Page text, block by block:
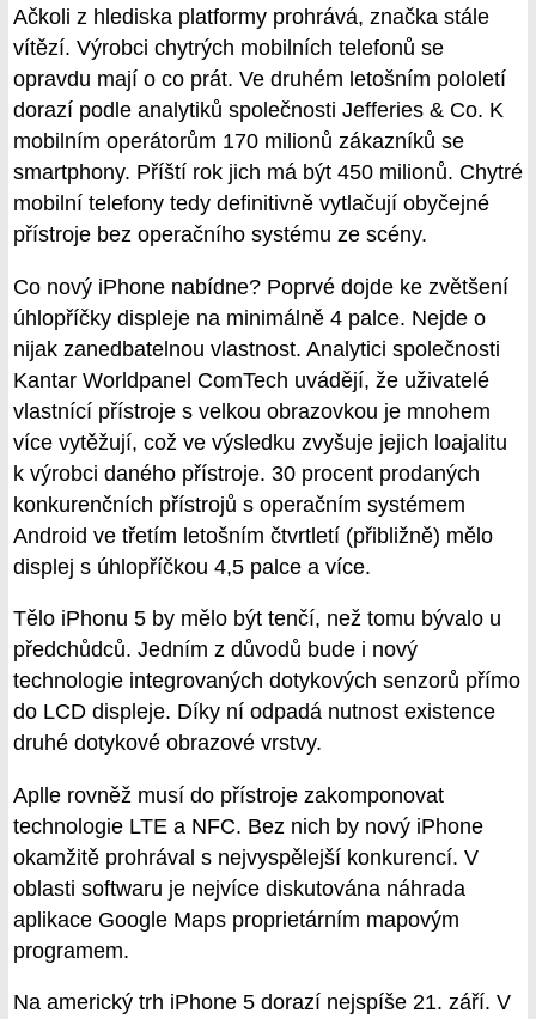
Ačkoli z hlediska platformy prohrává, značka stále
vítězí. Výrobci chytrých mobilních telefonů se
opravdu mají o co prát. Ve druhém letošním pololetí
dorazí podle analytiků společnosti Jefferies & Co. K
mobilním operátorům 170 milionů zákazníků se
smartphony. Příští rok jich má být 450 milionů. Chytré
mobilní telefony tedy definitivně vytlačují obyčejné
přístroje bez operačního systému ze scény.
Co nový iPhone nabídne? Poprvé dojde ke zvětšení
úhlopříčky displeje na minimálně 4 palce. Nejde o
nijak zanedbatelnou vlastnost. Analytici společnosti
Kantar Worldpanel ComTech uvádějí, že uživatelé
vlastnící přístroje s velkou obrazovkou je mnohem
více vytěžují, což ve výsledku zvyšuje jejich loajalitu
k výrobci daného přístroje. 30 procent prodaných
konkurenčních přístrojů s operačním systémem
Android ve třetím letošním čtvrtletí (přibližně) mělo
displej s úhlopříčkou 4,5 palce a více.
Tělo iPhonu 5 by mělo být tenčí, než tomu bývalo u
předchůdců. Jedním z důvodů bude i nový
technologie integrovaných dotykových senzorů přímo
do LCD displeje. Díky ní odpadá nutnost existence
druhé dotykové obrazové vrstvy.
Aplle rovněž musí do přístroje zakomponovat
technologie LTE a NFC. Bez nich by nový iPhone
okamžitě prohrával s nejvyspělejší konkurencí. V
oblasti softwaru je nejvíce diskutována náhrada
aplikace Google Maps proprietárním mapovým
programem.
Na americký trh iPhone 5 dorazí nejspíše 21. září. V